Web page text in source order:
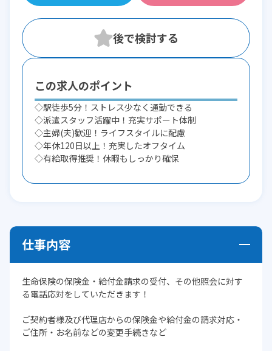
この求人のポイント
◇駅徒歩5分！ストレス少なく通勤できる
◇派遣スタッフ活躍中！充実サポート体制
◇主婦(夫)歓迎！ライフスタイルに配慮
◇年休120日以上！充実したオフタイム
◇有給取得推奨！休暇もしっかり確保
仕事内容
生命保険の保険金・給付金請求の受付、その他照会に対す
る電話応対をしていただきます！
ご契約者様及び代理店からの保険金や給付金の請求対応・
ご住所・お名前などの変更手続きなど